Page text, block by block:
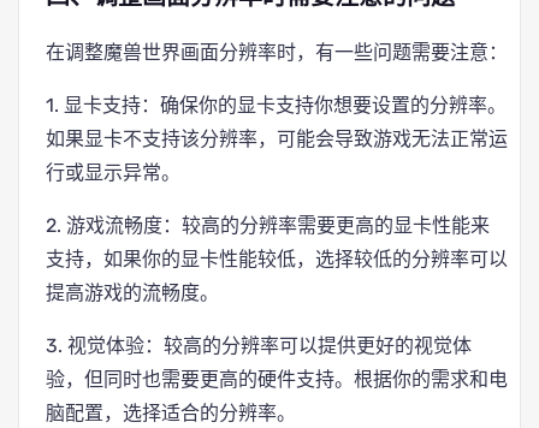
在调整魔兽世界画面分辨率时，有一些问题需要注意：
1. 显卡支持：确保你的显卡支持你想要设置的分辨率。
如果显卡不支持该分辨率，可能会导致游戏无法正常运
行或显示异常。
2. 游戏流畅度：较高的分辨率需要更高的显卡性能来
支持，如果你的显卡性能较低，选择较低的分辨率可以
提高游戏的流畅度。
3. 视觉体验：较高的分辨率可以提供更好的视觉体
验，但同时也需要更高的硬件支持。根据你的需求和电
脑配置，选择适合的分辨率。